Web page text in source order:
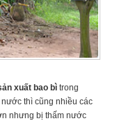
xuất bao bì trong
nước thì cũng nhiều các
nhưng bị thấm nước